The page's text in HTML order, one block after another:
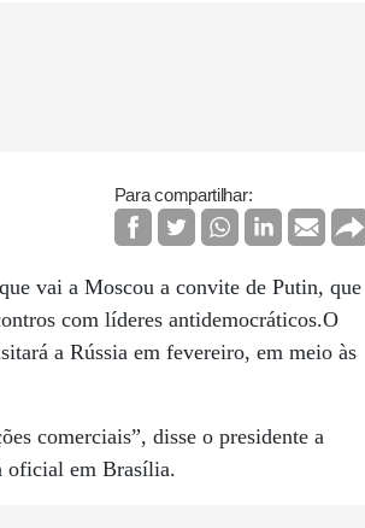
Para compartilhar:
vai a Moscou a convite de Putin, que
com líderes antidemocráticos.O
a Rússia em fevereiro, em meio às
comerciais”, disse o presidente a
oficial em Brasília.